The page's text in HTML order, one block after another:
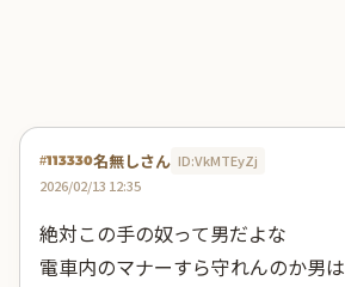
#113330名無しさん ID:VkMTEyZj
2026/02/13 12:35
絶対この手の奴って男だよな
電車内のマナーすら守れんのか男は